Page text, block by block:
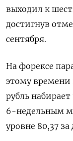
выходил к
достигнув
сентября.
На форексе
этому времени
рубль
6-недельным
уровне 80,37 за